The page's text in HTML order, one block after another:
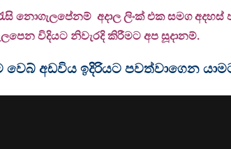
නොගැලපේනම් අදාල ලිංක් එක සමග
විදියට නිවැරදි කිරීමට අප සූදානම්.
අඩවිය ඉදිරියට පවත්වාගෙන